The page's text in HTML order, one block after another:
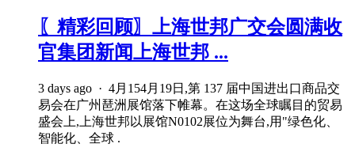
〖精彩回顾〗上海世邦广交会圆满收
官集团新闻上海世邦 ...
3 days ago · 4月154月19日,第 137 届中国进出口商品交
易会在广州琶洲展馆落下帷幕。在这场全球瞩目的贸易
盛会上,上海世邦以展馆N0102展位为舞台,用"绿色化、
智能化、全球 .